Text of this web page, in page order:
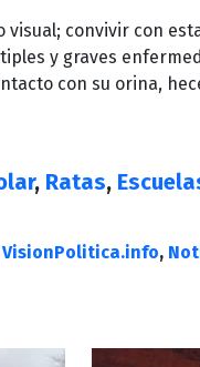
visual; convivir con
y graves
con su orina,
, Ratas,
VisionPolitica.info,